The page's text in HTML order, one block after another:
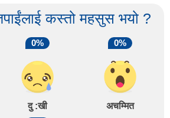
कस्तो महसुस भयो ?
0%
दु :खी
0%
अचम्मित